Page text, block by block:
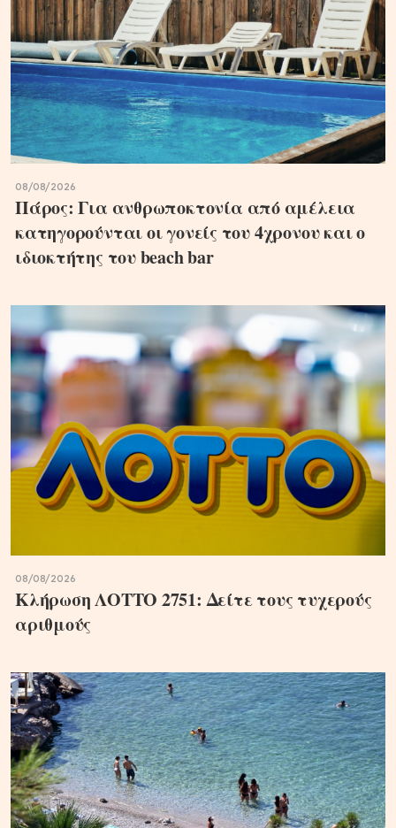
08/08/2026
Πάρος: Για ανθρωποκτονία από αμέλεια
κατηγορούνται οι γονείς του 4χρονου και ο
ιδιοκτήτης του beach bar
08/08/2026
Κλήρωση ΛΟΤΤΟ 2751: Δείτε τους τυχερούς
αριθμούς